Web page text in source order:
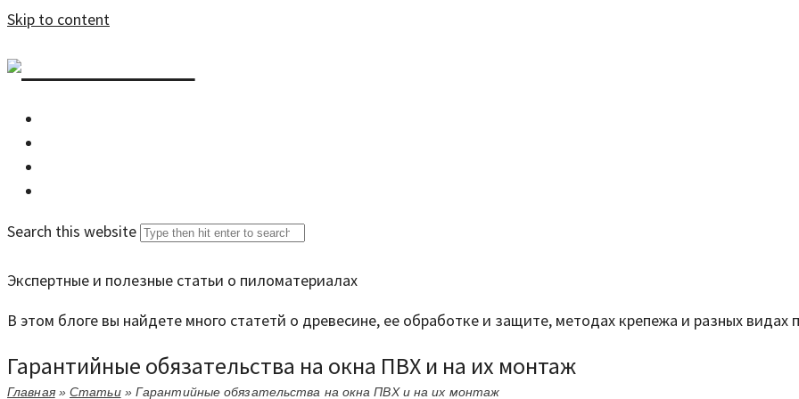
Skip to content
Search this website
Экспертные и полезные статьи о пиломатериалах
В этом блоге вы найдете много статетй о древесине, ее обработке и защите, методах крепежа и разных видах
Гарантийные обязательства на окна ПВХ и на их монтаж
Главная»Статьи» Гарантийные обязательства на окна ПВХ и на их монтаж